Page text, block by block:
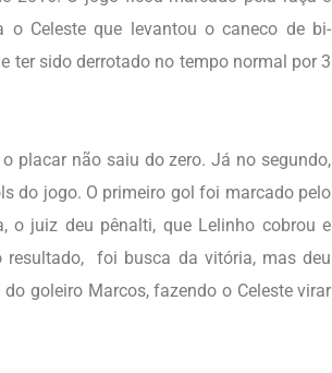
o Celeste que levantou o caneco de bi-
ter sido derrotado no tempo normal por 3
placar não saiu do zero. Já no segundo,
do jogo. O primeiro gol foi marcado pelo
o juiz deu pênalti, que Lelinho cobrou e
foi busca da vitória, mas deu
goleiro Marcos, fazendo o Celeste virar